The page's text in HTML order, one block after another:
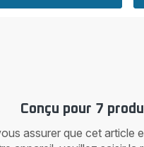
Conçu pour 7
assurer que cet article